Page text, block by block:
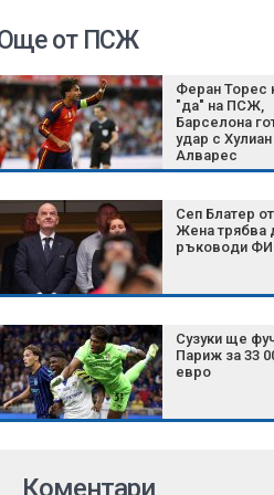
от ПСЖ
Феран Торес
"да" на ПСЖ,
Барселона
удар с Хулиан
Алварес
Сеп Блатер
Жена трябва
ръководи
Сузуки ще
Париж за 33
евро
Коментари